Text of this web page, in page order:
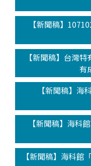
【新聞稿】
【新聞稿】台灣
有
【新聞稿】海
【新聞稿】海科
【新聞稿】海科館